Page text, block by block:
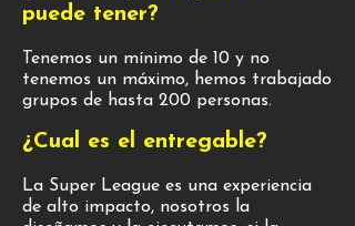
puede tener?
Tenemos un mínimo de 10 y no
tenemos un máximo, hemos trabajado
grupos de hasta 200 personas.
¿Cual es el entregable?
La Super League es una experiencia
de alto impacto, nosotros la